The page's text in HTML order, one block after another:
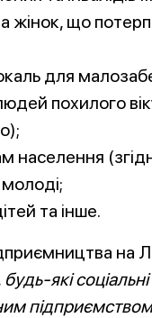
що
для
похилого
населення
та інше.
на
будь-які
підприємством